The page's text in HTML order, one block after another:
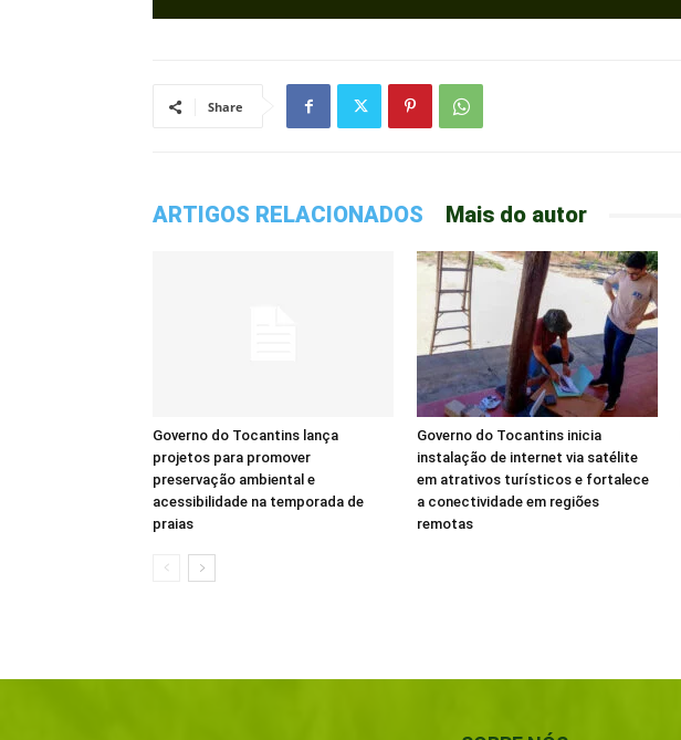
Share
ARTIGOS RELACIONADOS Mais do autor
Governo do Tocantins lança
projetos para promover
preservação ambiental e
acessibilidade na temporada de
praias
Governo do Tocantins inicia
instalação de internet via satélite
em atrativos turísticos e fortalece
a conectividade em regiões
remotas